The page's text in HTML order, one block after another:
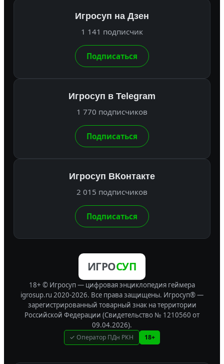
Игросуп на Дзен
1 141 подписчик
Подписаться
Игросуп в Telegram
1 770 подписчиков
Подписаться
Игросуп ВКонтакте
2 015 подписчиков
Подписаться
ИГРОСУП
18+ © Игросуп — цифровая энциклопедия геймера
igrosup.ru 2020-2026. Все права защищены. Игросуп® —
зарегистрированный товарный знак на территории
Российской Федерации (Свидетельство № 1210560 от
09.04.2026).
✓ Оператор ПДн РКН 18+